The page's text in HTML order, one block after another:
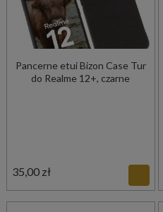
Pancerne etui Bizon Case Tur
do Realme 12+, czarne
35,00 zł